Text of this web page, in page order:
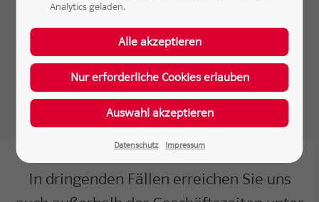
Heizöl- oder Dieseltank
leer? Harrer Notdienst
In dringenden Fällen erreichen Sie uns
Analytics geladen.
Datenschutz Impressum